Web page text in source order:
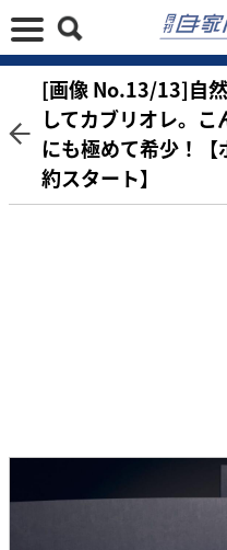
[画像 No.13/13]自
してカブリオレ。
にも極めて希少！
約スタート】